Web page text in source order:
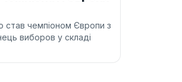
став чемпіоном Європи з
виборов у складі